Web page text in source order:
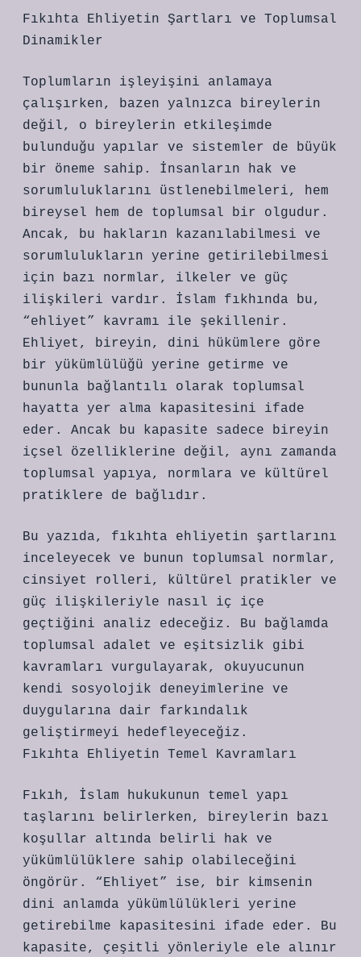
Fıkıhta Ehliyetin Şartları ve Toplumsal
Dinamikler
Toplumların işleyişini anlamaya
çalışırken, bazen yalnızca bireylerin
değil, o bireylerin etkileşimde
bulunduğu yapılar ve sistemler de büyük
bir öneme sahip. İnsanların hak ve
sorumluluklarını üstlenebilmeleri, hem
bireysel hem de toplumsal bir olgudur.
Ancak, bu hakların kazanılabilmesi ve
sorumlulukların yerine getirilebilmesi
için bazı normlar, ilkeler ve güç
ilişkileri vardır. İslam fıkhında bu,
“ehliyet” kavramı ile şekillenir.
Ehliyet, bireyin, dini hükümlere göre
bir yükümlülüğü yerine getirme ve
bununla bağlantılı olarak toplumsal
hayatta yer alma kapasitesini ifade
eder. Ancak bu kapasite sadece bireyin
içsel özelliklerine değil, aynı zamanda
toplumsal yapıya, normlara ve kültürel
pratiklere de bağlıdır.
Bu yazıda, fıkıhta ehliyetin şartlarını
inceleyecek ve bunun toplumsal normlar,
cinsiyet rolleri, kültürel pratikler ve
güç ilişkileriyle nasıl iç içe
geçtiğini analiz edeceğiz. Bu bağlamda
toplumsal adalet ve eşitsizlik gibi
kavramları vurgulayarak, okuyucunun
kendi sosyolojik deneyimlerine ve
duygularına dair farkındalık
geliştirmeyi hedefleyeceğiz.
Fıkıhta Ehliyetin Temel Kavramları
Fıkıh, İslam hukukunun temel yapı
taşlarını belirlerken, bireylerin bazı
koşullar altında belirli hak ve
yükümlülüklere sahip olabileceğini
öngörür. “Ehliyet” ise, bir kimsenin
dini anlamda yükümlülükleri yerine
getirebilme kapasitesini ifade eder. Bu
kapasite, çeşitli yönleriyle ele alınır